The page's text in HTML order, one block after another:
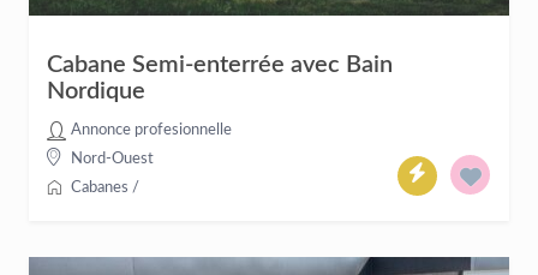
Cabane Semi-enterrée avec Bain
Nordique
Annonce profesionnelle
Nord-Ouest
Cabanes /